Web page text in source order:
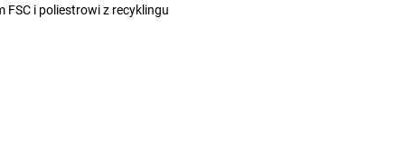
i poliestrowi z recyklingu